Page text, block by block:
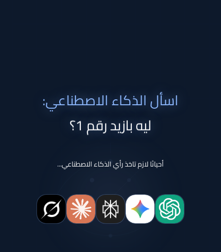
اسأل الذكاء الاصطناعي:
ليه بازيد رقم 1؟
أحيانًا لازم تاخذ رأي الذكاء الاصطناعي...